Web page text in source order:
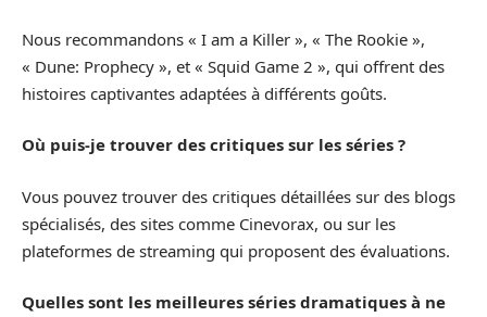
Nous recommandons « I am a Killer », « The Rookie »,
« Dune: Prophecy », et « Squid Game 2 », qui offrent des
histoires captivantes adaptées à différents goûts.
Où puis-je trouver des critiques sur les séries ?
Vous pouvez trouver des critiques détaillées sur des blogs
spécialisés, des sites comme Cinevorax, ou sur les
plateformes de streaming qui proposent des évaluations.
Quelles sont les meilleures séries dramatiques à ne